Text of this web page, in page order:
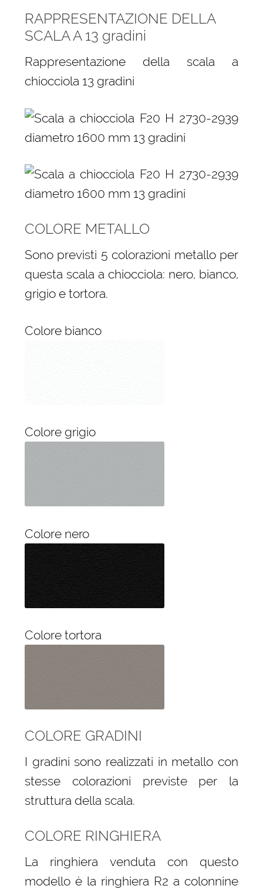
RAPPRESENTAZIONE DELLA
SCALA A 13 gradini
Rappresentazione della scala a
chiocciola 13 gradini
COLORE METALLO
Sono previsti 5 colorazioni metallo per
questa scala a chiocciola: nero, bianco,
grigio e tortora.
Colore bianco
Colore grigio
Colore nero
Colore tortora
COLORE GRADINI
I gradini sono realizzati in metallo con
stesse colorazioni previste per la
struttura della scala.
COLORE RINGHIERA
La ringhiera venduta con questo
modello è la ringhiera R2 a colonnine